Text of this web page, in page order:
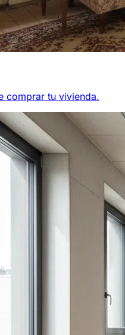
comprar tu vivienda.